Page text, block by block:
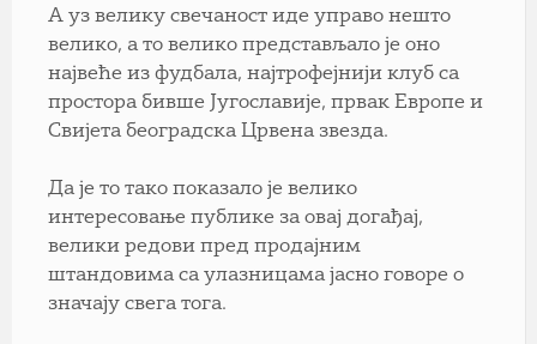
А уз велику свечаност иде управо нешто
велико, а то велико представљало је оно
највеће из фудбала, најтрофејнији клуб са
простора бивше Југославије, првак Европе и
Свијета београдска Црвена звезда.
Да је то тако показало је велико
интересовање публике за овај догађај,
велики редови пред продајним
штандовима са улазницама јасно говоре о
значају свега тога.